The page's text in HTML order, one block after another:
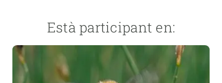
Està participant en: